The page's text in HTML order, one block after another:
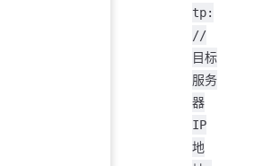
tp:
//
目标
服务
器
IP
地